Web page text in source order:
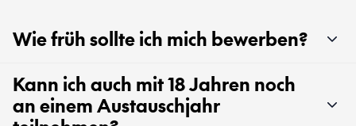
Wie früh sollte ich mich bewerben?
Kann ich auch mit 18 Jahren noch
an einem Austauschjahr